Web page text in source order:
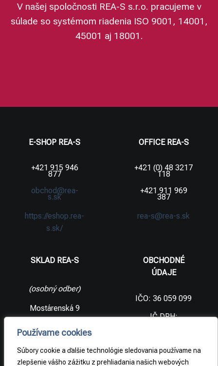
Používame cookies
Súbory cookie a ďalšie technológie sledovania používame na
zlepšenie vášho zážitku z prehliadania našich webových
V našej spoločnosti REA-S s.r.o. pracujeme v
súlade so systémom riadenia ISO 9001, 14001,
45001 aj 18001.
E-SHOP REA-S
+421 915 946
877
obchod@rea-
s.sk
https://eshop.rea-
s.sk/
OFFICE REA-S
+421 (0) 48 3217
118
+421 911 969
387
rea-s@rea-s.sk
SKLAD REA-S
(osobný odber)
Mostárenská 9
republika
OBCHODNÉ
ÚDAJE
IČO: 36 059 099
IČ DPH:
2021733065